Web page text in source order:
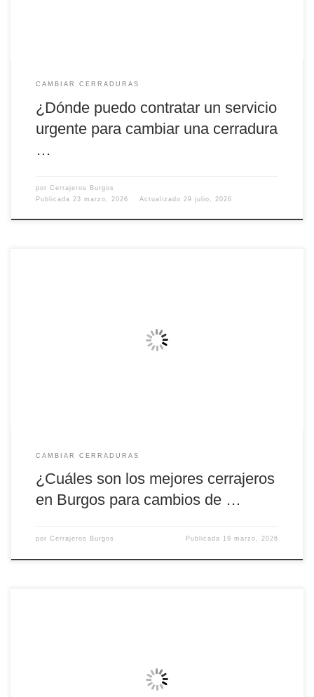
CAMBIAR CERRADURAS
¿Dónde puedo contratar un servicio
urgente para cambiar una cerradura
…
por Cerrajeros Burgos
Publicada 23 marzo, 2026 Actualizado 29 julio, 2026
cerraduras? Encontrar a los mejores cerrajeros en Burgos para
cambios de cerraduras es una tarea clave cuando buscas seguridad,
rapidez y confianza. Ya sea por una mudanza, pérdida de llaves o
CAMBIAR CERRADURAS
¿Cuáles son los mejores cerrajeros
en Burgos para cambios de …
por Cerrajeros Burgos Publicada 19 marzo, 2026
una de las mejores decisiones para proteger una vivienda, negocio o
comunidad de vecinos. En Burgos, existen diversas empresas